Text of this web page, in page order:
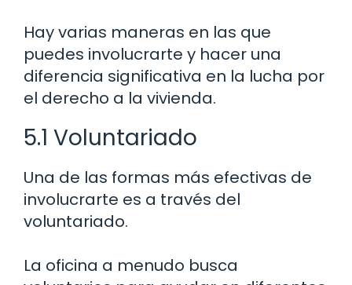
Hay varias maneras en las que
puedes involucrarte y hacer una
diferencia significativa en la lucha por
el derecho a la vivienda.
5.1 Voluntariado
Una de las formas más efectivas de
involucrarte es a través del
voluntariado.
La oficina a menudo busca